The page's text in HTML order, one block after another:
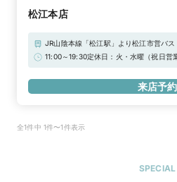
松江本店
JR山陰本線「松江駅」より松江市営バス
駐車場：敷地内駐車場10台（無料）
11:00～19:30定休日：火・水曜（祝日
らに！アーリータイムキャンペーン実施
店で1,000円分UPの「ギフトカード
来店予約
全1件中 1件〜1件表示
SPECIAL